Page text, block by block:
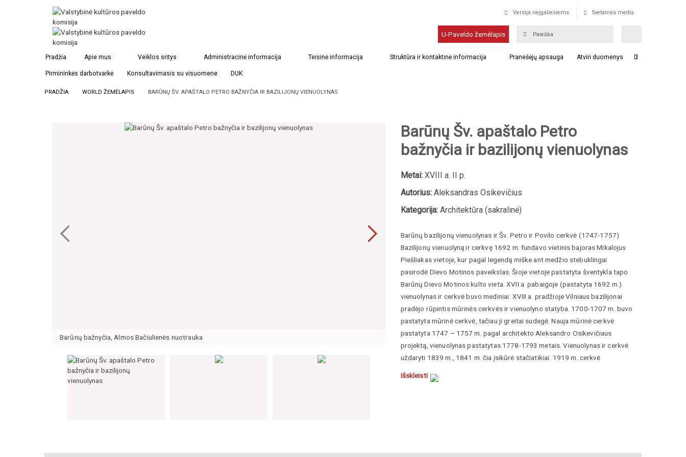
Versija neįgaliesiems Svetainės medis
U-Paveldo žemėlapis
Pradžia Apie mus Veiklos sritys Administracinė informacija Teisinė informacija Struktūra ir kontaktinė informacija Pranešėjų apsauga Atviri duomenys
Pirmininkės darbotvarkė Konsultavimasis su visuomene DUK
PRADŽIA WORLD ŽEMĖLAPIS BARŪNŲ ŠV. APAŠTALO PETRO BAŽNYČIA IR BAZILIJONŲ VIENUOLYNAS
Barūnų bažnyčia, Almos Bačiulienės nuotrauka Barūnų bažnyčia, Almos Bačiulienės nuotrauka
Barūnų Šv. apaštalo Petro
bažnyčia ir bazilijonų vienuolynas
Metai:XVIII a. II p.
Autorius:Aleksandras Osikevičius
Kategorija:Architektūra (sakralinė)
Barūnų bazilijonų vienuolynas ir Šv. Petro ir Povilo cerkvė (1747-1757)
Bazilijonų vienuolyną ir cerkvę 1692 m. fundavo vietinis bajoras Mikalojus
Piešliakas vietoje, kur pagal legendą miške ant medžio stebuklingai
pasirodė Dievo Motinos paveikslas. Šioje vietoje pastatyta šventykla tapo
Barūnų Dievo Motinos kulto vieta. XVII a. pabaigoje (pastatyta 1692 m.)
vienuolynas ir cerkvė buvo mediniai. XVIII a. pradžioje Vilniaus bazilijonai
pradėjo rūpintis mūrinės cerkvės ir vienuolyno statyba. 1700-1707 m. buvo
pastatyta mūrinė cerkvė, tačiau ji greitai sudegė. Nauja mūrinė cerkvė
pastatyta 1747 – 1757 m. pagal architekto Aleksandro Osikevičiaus
projektą, vienuolynas pastatytas 1778-1793 metais. Vienuolynas ir cerkvė
uždaryti 1839 m., 1841 m. čia įsikūrė stačiatikiai. 1919 m. cerkvė
Išskleisti